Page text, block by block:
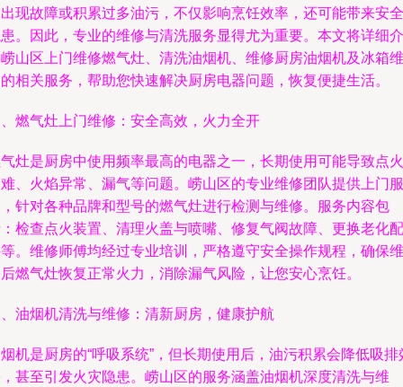
现故障或积累过多油污，不仅影响烹饪效率，还可能带来安全
。因此，专业的维修与清洗服务显得尤为重要。本文将详细介
山区上门维修燃气灶、清洗油烟机、维修厨房油烟机及冰箱维
相关服务，帮助您快速解决厨房电器问题，恢复便捷生活。
燃气灶上门维修：安全高效，火力全开
灶是厨房中使用频率最高的电器之一，长期使用可能导致点火
、火焰异常、漏气等问题。崂山区的专业维修团队提供上门服
针对各种品牌和型号的燃气灶进行检测与维修。服务内容包
检查点火装置、清理火盖与喷嘴、修复气阀故障、更换老化配
。维修师傅均经过专业培训，严格遵守安全操作规程，确保维
燃气灶恢复正常火力，消除漏气风险，让您安心烹饪。
油烟机清洗与维修：清新厨房，健康护航
机是厨房的“呼吸系统”，但长期使用后，油污积累会降低吸排
甚至引发火灾隐患。崂山区的服务涵盖油烟机深度清洗与维